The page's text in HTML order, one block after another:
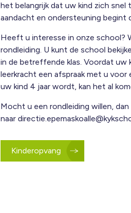
het belangrijk dat uw kind zich
aandacht en ondersteuning begint
Heeft u interesse in onze school?
rondleiding. U kunt de school
in de betreffende klas. Voordat uw
leerkracht een afspraak met u
uw kind 4 jaar wordt, kan het al
Mocht u een rondleiding willen,
naar
Kinderopvang